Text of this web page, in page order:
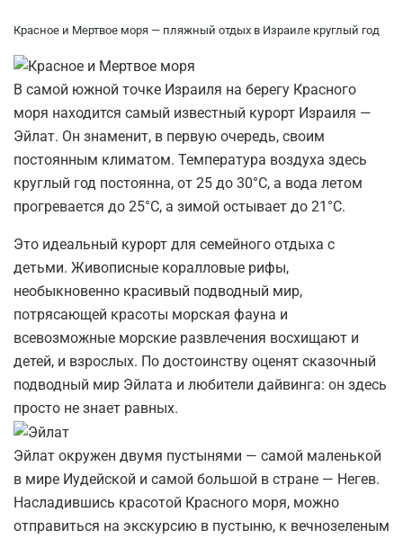
Красное и Мертвое моря — пляжный отдых в Израиле круглый год
В самой южной точке Израиля на берегу Красного
моря находится самый известный курорт Израиля —
Эйлат. Он знаменит, в первую очередь, своим
постоянным климатом. Температура воздуха здесь
круглый год постоянна, от 25 до 30°С, а вода летом
прогревается до 25°С, а зимой остывает до 21°С.
Это идеальный курорт для семейного отдыха с
детьми. Живописные коралловые рифы,
необыкновенно красивый подводный мир,
потрясающей красоты морская фауна и
всевозможные морские развлечения восхищают и
детей, и взрослых. По достоинству оценят сказочный
подводный мир Эйлата и любители дайвинга: он здесь
просто не знает равных.
Эйлат окружен двумя пустынями — самой маленькой
в мире Иудейской и самой большой в стране — Негев.
Насладившись красотой Красного моря, можно
отправиться на экскурсию в пустыню, к вечнозеленым